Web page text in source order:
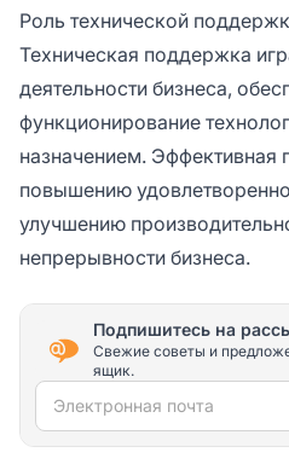
Роль технической
Техническая поддержка
деятельности бизнеса,
функционирование
назначением. Эффективная
повышению
улучшению
непрерывности бизнеса.
Подпишитесь на
Свежие советы и
ящик.
Электронная почта